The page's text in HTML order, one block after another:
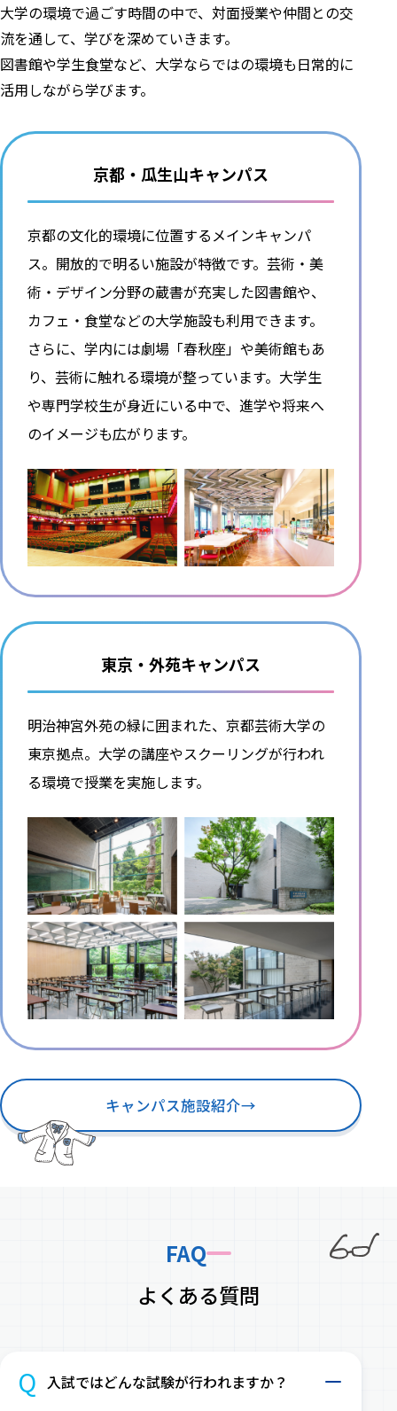
大学の環境で過ごす時間の中で、対面授業や仲間との交
流を通して、学びを深めていきます。
図書館や学生食堂など、大学ならではの環境も日常的に
活用しながら学びます。
京都・瓜生山キャンパス
京都の文化的環境に位置するメインキャンパ
ス。開放的で明るい施設が特徴です。芸術・美
術・デザイン分野の蔵書が充実した図書館や、
カフェ・食堂などの大学施設も利用できます。
さらに、学内には劇場「春秋座」や美術館もあ
り、芸術に触れる環境が整っています。大学生
や専門学校生が身近にいる中で、進学や将来へ
のイメージも広がります。
東京・外苑キャンパス
明治神宮外苑の緑に囲まれた、京都芸術大学の
東京拠点。大学の講座やスクーリングが行われ
る環境で授業を実施します。
キャンパス施設紹介→
FAQ
よくある質問
Q 入試ではどんな試験が行われますか？